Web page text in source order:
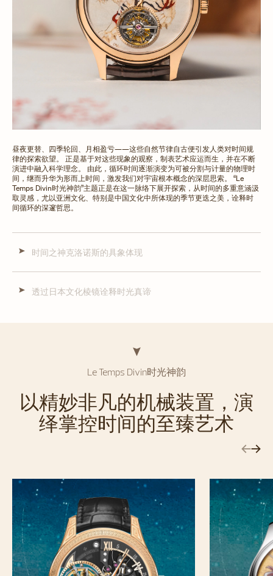
昼夜更替、四季轮回、月相盈亏——这些自然节律自古便引发人类对时间规
律的探索欲望。 正是基于对这些现象的观察，制表艺术应运而生，并在不断
演进中融入科学理念。 由此，循环时间逐渐演变为可被分割与计量的物理时
间，继而升华为形而上时间，激发我们对宇宙根本概念的深层思索。 “Le
Temps Divin时光神韵”主题正是在这一脉络下展开探索，从时间的多重意涵汲
取灵感，尤以亚洲文化、特别是中国文化中所体现的季节更迭之美，诠释时
间循环的深邃哲思。
时间之神克洛诺斯的具象体现
透过日本文化棱镜诠释时光真谛
Le Temps Divin时光神韵
以精妙非凡的机械装置，演
绎掌控时间的至臻艺术